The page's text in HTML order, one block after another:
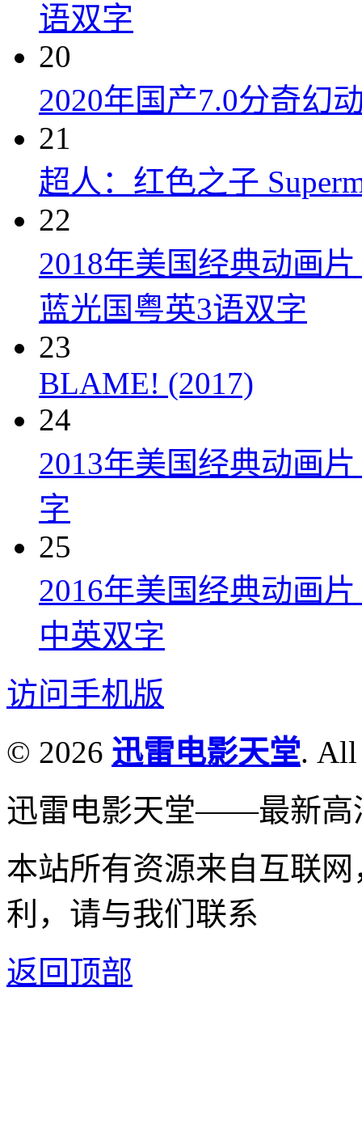
语双字
20
2020年国产7.0分奇幻
21
超人：红色之子
22
2018年美国经典动画
蓝光国粤英3语双字
23
BLAME! (2017)
24
2013年美国经典动画
字
25
2016年美国经典动画
中英双字
访问手机版
© 2026 迅雷电影天堂. All
迅雷电影天堂——最新高
本站所有资源来自互联
利，请与我们联系
返回顶部